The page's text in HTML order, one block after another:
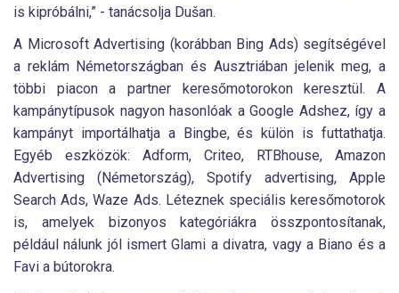
is kipróbálni,” - tanácsolja Dušan.
A Microsoft Advertising (korábban Bing Ads) segítségével
a reklám Németországban és Ausztriában jelenik meg, a
többi piacon a partner keresőmotorokon keresztül. A
kampánytípusok nagyon hasonlóak a Google Adshez, így a
kampányt importálhatja a Bingbe, és külön is futtathatja.
Egyéb eszközök: Adform, Criteo, RTBhouse, Amazon
Advertising (Németország), Spotify advertising, Apple
Search Ads, Waze Ads. Léteznek speciális keresőmotorok
is, amelyek bizonyos kategóriákra összpontosítanak,
például nálunk jól ismert Glami a divatra, vagy a Biano és a
Favi a bútorokra.